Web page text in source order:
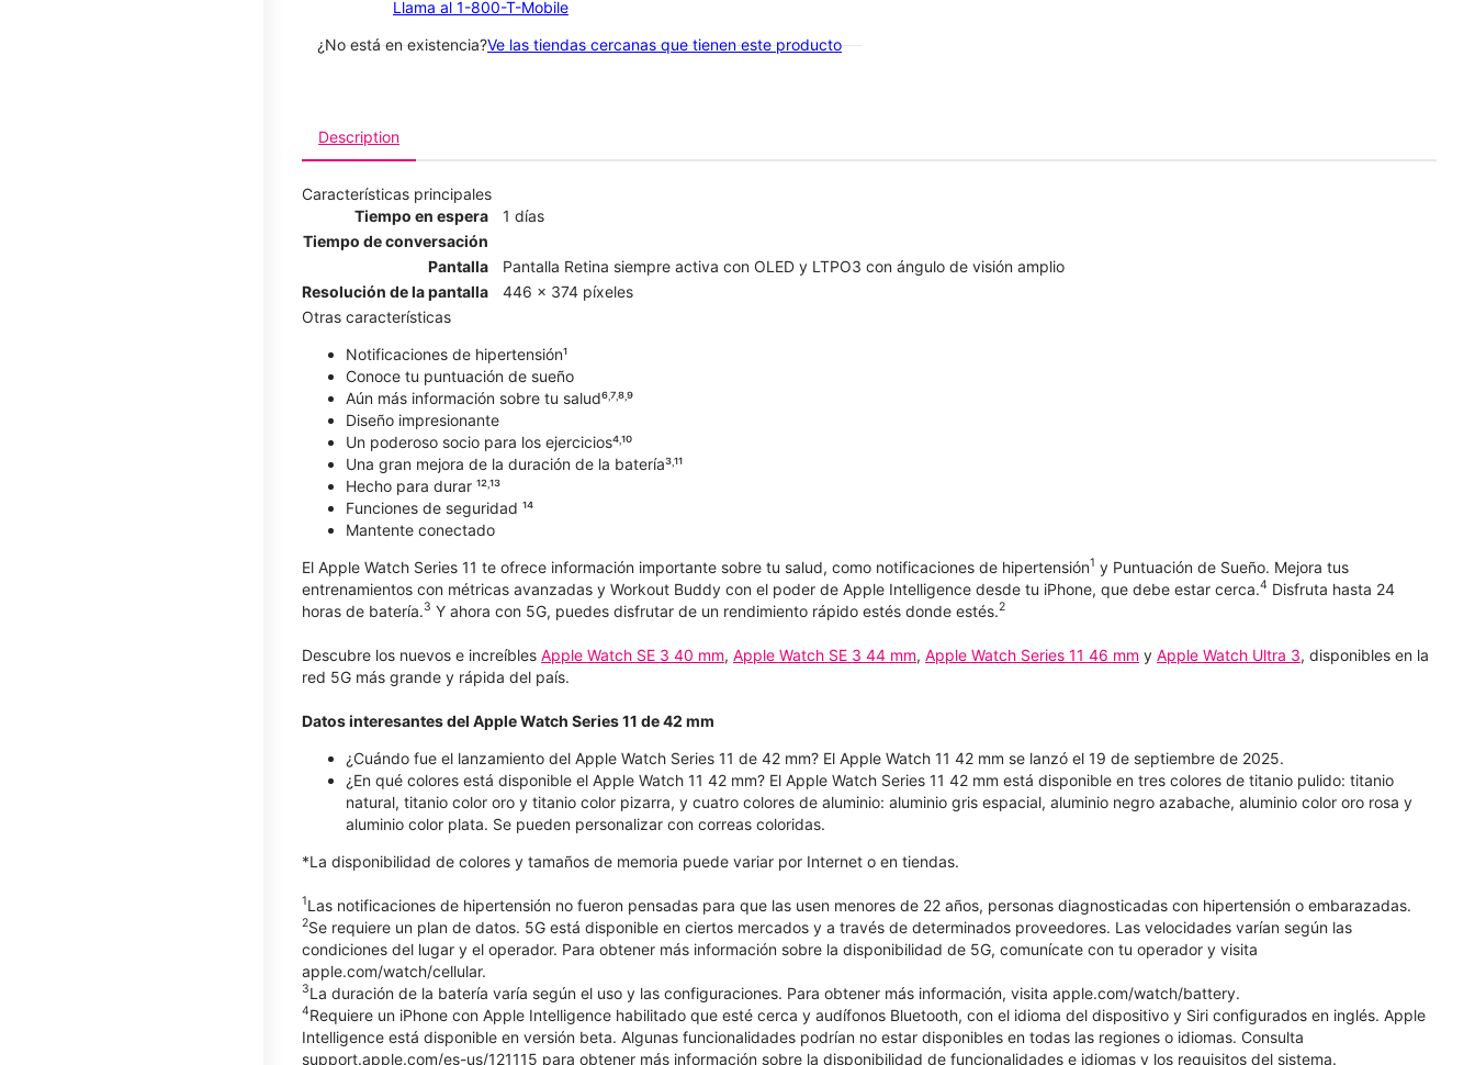
Llama al 1-800-T-Mobile
¿No está en existencia?Ve las tiendas cercanas que tienen este producto
Description
Características principales
Tiempo en espera
1 días
Tiempo de conversación
Pantalla
Pantalla Retina siempre activa con OLED y LTPO3 con ángulo de visión amplio
Resolución de la pantalla
446 x 374 píxeles
Otras características
Notificaciones de hipertensión¹
Conoce tu puntuación de sueño
Aún más información sobre tu salud⁶˒⁷˒⁸˒⁹
Diseño impresionante
Un poderoso socio para los ejercicios⁴˒¹⁰
Una gran mejora de la duración de la batería³˒¹¹
Hecho para durar ¹²˒¹³
Funciones de seguridad ¹⁴
Mantente conectado
El Apple Watch Series 11 te ofrece información importante sobre tu salud, como notificaciones de hipertensión1 y Puntuación de Sueño. Mejora tus
entrenamientos con métricas avanzadas y Workout Buddy con el poder de Apple Intelligence desde tu iPhone, que debe estar cerca.4 Disfruta hasta 24
horas de batería.3 Y ahora con 5G, puedes disfrutar de un rendimiento rápido estés donde estés.2
Descubre los nuevos e increíbles Apple Watch SE 3 40 mm, Apple Watch SE 3 44 mm, Apple Watch Series 11 46 mm y Apple Watch Ultra 3, disponibles en la
red 5G más grande y rápida del país.
Datos interesantes del Apple Watch Series 11 de 42 mm
¿Cuándo fue el lanzamiento del Apple Watch Series 11 de 42 mm? El Apple Watch 11 42 mm se lanzó el 19 de septiembre de 2025.
¿En qué colores está disponible el Apple Watch 11 42 mm? El Apple Watch Series 11 42 mm está disponible en tres colores de titanio pulido: titanio
natural, titanio color oro y titanio color pizarra, y cuatro colores de aluminio: aluminio gris espacial, aluminio negro azabache, aluminio color oro rosa y
aluminio color plata. Se pueden personalizar con correas coloridas.
*La disponibilidad de colores y tamaños de memoria puede variar por Internet o en tiendas.
1Las notificaciones de hipertensión no fueron pensadas para que las usen menores de 22 años, personas diagnosticadas con hipertensión o embarazadas.
2Se requiere un plan de datos. 5G está disponible en ciertos mercados y a través de determinados proveedores. Las velocidades varían según las
condiciones del lugar y el operador. Para obtener más información sobre la disponibilidad de 5G, comunícate con tu operador y visita
apple.com/watch/cellular.
3La duración de la batería varía según el uso y las configuraciones. Para obtener más información, visita apple.com/watch/battery.
4Requiere un iPhone con Apple Intelligence habilitado que esté cerca y audífonos Bluetooth, con el idioma del dispositivo y Siri configurados en inglés. Apple
Intelligence está disponible en versión beta. Algunas funcionalidades podrían no estar disponibles en todas las regiones o idiomas. Consulta
support.apple.com/es-us/121115 para obtener más información sobre la disponibilidad de funcionalidades e idiomas y los requisitos del sistema.